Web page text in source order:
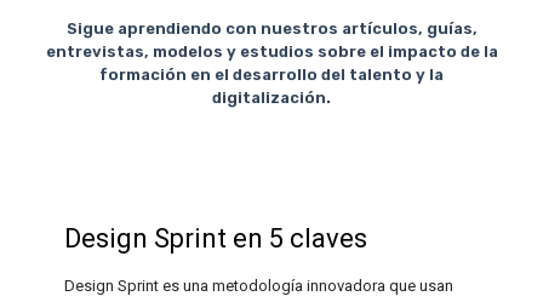
Sigue aprendiendo con nuestros artículos, guías,
entrevistas, modelos y estudios sobre el impacto de la
formación en el desarrollo del talento y la
digitalización.
Design Sprint en 5 claves
Design Sprint es una metodología innovadora que usan